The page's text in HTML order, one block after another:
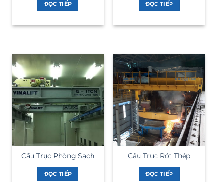
ĐỌC TIẾP ĐỌC TIẾP
Cầu Trục Phòng Sạch
ĐỌC TIẾP
Cầu Trục Rót Thép
ĐỌC TIẾP